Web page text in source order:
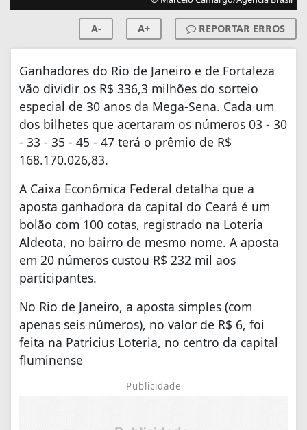
A- A+ REPORTAR ERROS
Ganhadores do Rio de Janeiro e de Fortaleza
vão dividir os R$ 336,3 milhões do sorteio
especial de 30 anos da Mega-Sena. Cada um
dos bilhetes que acertaram os números 03 - 30
- 33 - 35 - 45 - 47 terá o prêmio de R$
168.170.026,83.
A Caixa Econômica Federal detalha que a
aposta ganhadora da capital do Ceará é um
bolão com 100 cotas, registrado na Loteria
Aldeota, no bairro de mesmo nome. A aposta
em 20 números custou R$ 232 mil aos
participantes.
No Rio de Janeiro, a aposta simples (com
apenas seis números), no valor de R$ 6, foi
feita na Patricius Loteria, no centro da capital
fluminense
Publicidade